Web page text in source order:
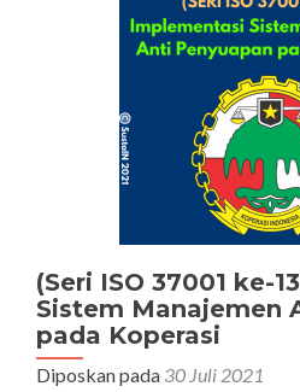
(Seri ISO 37001 ke-
Sistem Manajemen
pada Koperasi
Diposkan pada 30 Juli 2021